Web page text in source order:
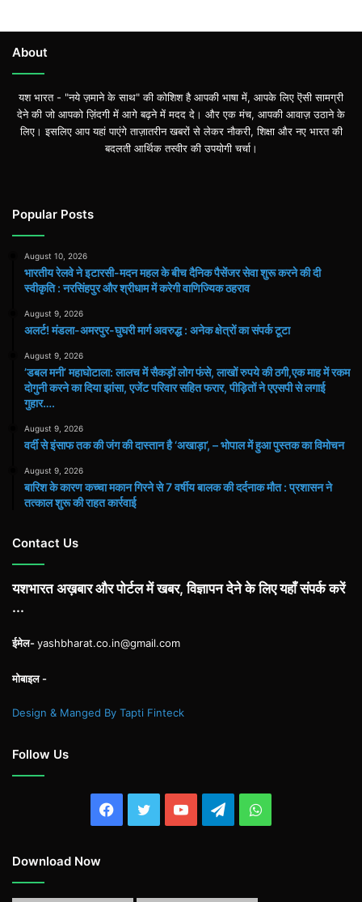
About
यश भारत - "नये ज़माने के साथ" की कोशिश है आपकी भाषा में, आपके लिए ऎसी सामग्री
देने की जो आपको ज़िंदगी में आगे बढ़ने में मदद दे। और एक मंच, आपकी आवाज़ उठाने के
लिए। इसलिए आप यहां पाएंगे ताज़ातरीन खबरों से लेकर नौकरी, शिक्षा और नए भारत की
बदलती आर्थिक तस्वीर की उपयोगी चर्चा।
Popular Posts
August 10, 2026
भारतीय रेलवे ने इटारसी-मदन महल के बीच दैनिक पैसेंजर सेवा शुरू करने की दी
स्वीकृति : नरसिंहपुर और श्रीधाम में करेगी वाणिज्यिक ठहराव
August 9, 2026
अलर्ट! मंडला-अमरपुर-घुघरी मार्ग अवरुद्ध : अनेक क्षेत्रों का संपर्क टूटा
August 9, 2026
​’डबल मनी’ महाघोटाला: लालच में सैकड़ों लोग फंसे, लाखों रुपये की ठगी,एक माह में रकम
दोगुनी करने का दिया झांसा, एजेंट परिवार सहित फरार, पीड़ितों ने एएसपी से लगाई
गुहार….
August 9, 2026
वर्दी से इंसाफ तक की जंग की दास्तान है ‘अखाड़ा’, – भोपाल में हुआ पुस्तक का विमोचन
August 9, 2026
बारिश के कारण कच्चा मकान गिरने से 7 वर्षीय बालक की दर्दनाक मौत : प्रशासन ने
तत्काल शुरू की राहत कार्रवाई
Contact Us
यशभारत अख़बार और पोर्टल में खबर, विज्ञापन देने के लिए यहाँ संपर्क करें
...
ईमेल-yashbharat.co.in@gmail.com
मोबाइल -
Design & Manged By Tapti Finteck
Follow Us
Facebook
TwitterYouTubeTelegramWhatsApp
Download Now